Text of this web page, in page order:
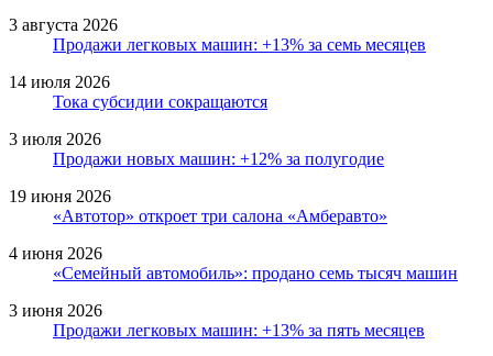
3 августа 2026
Продажи легковых машин: +13% за семь месяцев
14 июля 2026
Тока субсидии сокращаются
3 июля 2026
Продажи новых машин: +12% за полугодие
19 июня 2026
«Автотор» откроет три салона «Амберавто»
4 июня 2026
«Семейный автомобиль»: продано семь тысяч машин
3 июня 2026
Продажи легковых машин: +13% за пять месяцев